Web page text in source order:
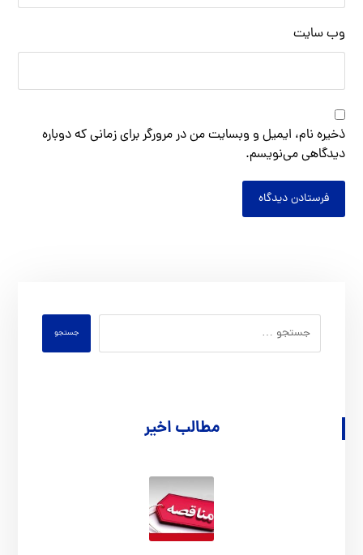
وب‌ سایت
ذخیره نام، ایمیل و وبسایت من در مرورگر برای زمانی که دوباره
دیدگاهی می‌نویسم.
فرستادن دیدگاه
جستجو
مطالب اخیر